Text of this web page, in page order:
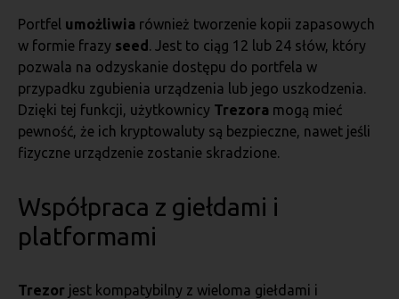
Portfel umożliwia również tworzenie kopii zapasowych
w formie frazy seed . Jest to ciąg 12 lub 24 słów, który
pozwala na odzyskanie dostępu do portfela w
przypadku zgubienia urządzenia lub jego uszkodzenia.
Dzięki tej funkcji, użytkownicy Trezora mogą mieć
pewność, że ich kryptowaluty są bezpieczne, nawet jeśli
fizyczne urządzenie zostanie skradzione.
Współpraca z giełdami i
platformami
Trezor jest kompatybilny z wieloma giełdami i